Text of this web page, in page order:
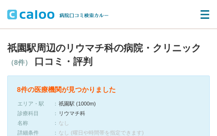
祇園駅周辺のリウマチ科の病院・クリニック
（8件） 口コミ・評判
8件の医療機関が見つかりました
エリア・駅
祇園駅 (1000m)
診療科目
リウマチ科
名称
なし
詳細条件
なし (曜日や時間帯を指定できます)